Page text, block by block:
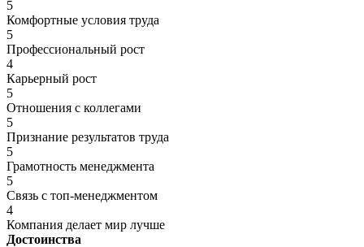
5
Комфортные условия труда
5
Профессиональный рост
4
Карьерный рост
5
Отношения с коллегами
5
Признание результатов труда
5
Грамотность менеджмента
5
Связь с топ-менеджментом
4
Компания делает мир лучше
Достоинства